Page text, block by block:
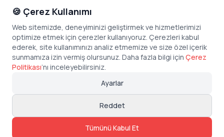
Sosyal Medya
Instagram
Facebook
X (Twitter)
TikTok
Copyright © Bonded Technologies Inc.
🍪 Çerez Kullanımı
Web sitemizde, deneyiminizi geliştirmek ve hizmetlerimizi
optimize etmek için çerezler kullanıyoruz. Çerezleri kabul
ederek, site kullanımınızı analiz etmemize ve size özel içerik
sunmamıza izin vermiş olursunuz. Daha fazla bilgi için Çerez
Politikası’nı inceleyebilirsiniz.
Ayarlar
Reddet
Tümünü Kabul Et